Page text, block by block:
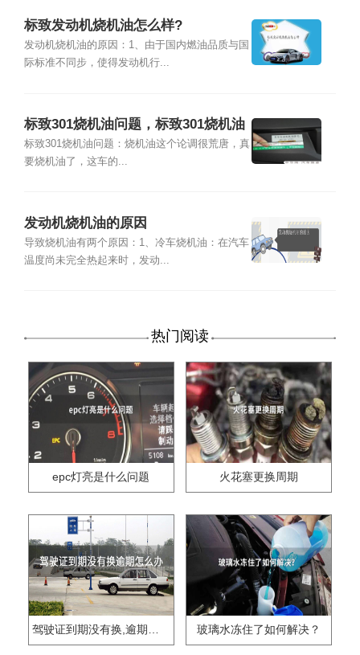
标致发动机烧机油怎么样?
发动机烧机油的原因：1、由于国内燃油品质与国
际标准不同步，使得发动机行...
标致301烧机油问题，标致301烧机油
如何解决
标致301烧机油问题：烧机油这个论调很荒唐，真
要烧机油了，这车的...
发动机烧机油的原因
导致烧机油有两个原因：1、冷车烧机油：在汽车
温度尚未完全热起来时，发动...
热门阅读
epc灯亮是什么问题 火花塞更换周期
驾驶证到期没有换,逾期怎么办?? 玻璃水冻住了如何解决？